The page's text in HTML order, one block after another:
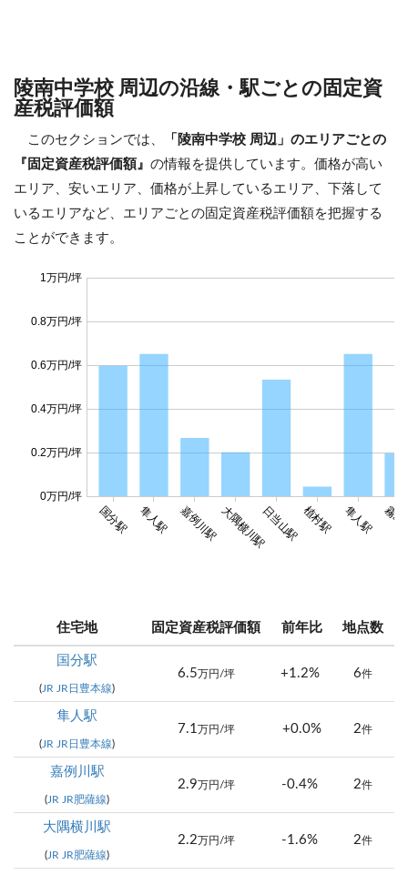
陵南中学校 周辺の沿線・駅ごとの固定資
産税評価額
このセクションでは、
「陵南中学校 周辺」のエリアごとの
『固定資産税評価額』 の情報を提供しています。価格が高い
エリア、安いエリア、価格が上昇しているエリア、下落して
いるエリアなど、エリアごとの固定資産税評価額を把握する
ことができます。
国分駅 隼人駅 嘉例川駅大隅横川駅日当山駅植村駅 隼人駅 霧
0万円/坪
0.2万円/坪
0.4万円/坪
0.6万円/坪
0.8万円/坪
1万円/坪
住宅地 固定資産税評価額 前年比 地点数
国分駅
(JR JR日豊本線)
6.5 万円/坪 +1.2% 6件
隼人駅
(JR JR日豊本線)
7.1 万円/坪 +0.0% 2件
嘉例川駅
(JR JR肥薩線)
2.9 万円/坪 -0.4% 2件
大隅横川駅
(JR JR肥薩線)
2.2 万円/坪 -1.6% 2件